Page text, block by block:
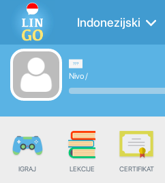
Indonezijski
Nivo/
IGRAJ LEKCIJE CERTIFIKAT